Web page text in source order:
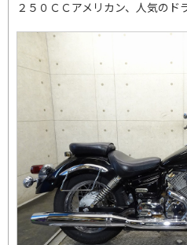
２５０ＣＣアメリカン、人気の